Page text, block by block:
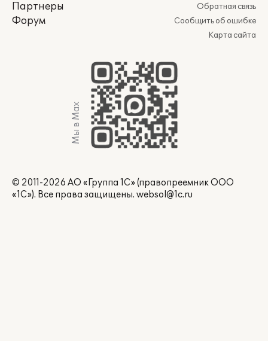
Партнеры
Форум
Обратная связь
Сообщить об ошибке
Карта сайта
Мы в Max
© 2011-2026 АО «Группа 1С» (правопреемник ООО
«1С»). Все права защищены. websol@1c.ru